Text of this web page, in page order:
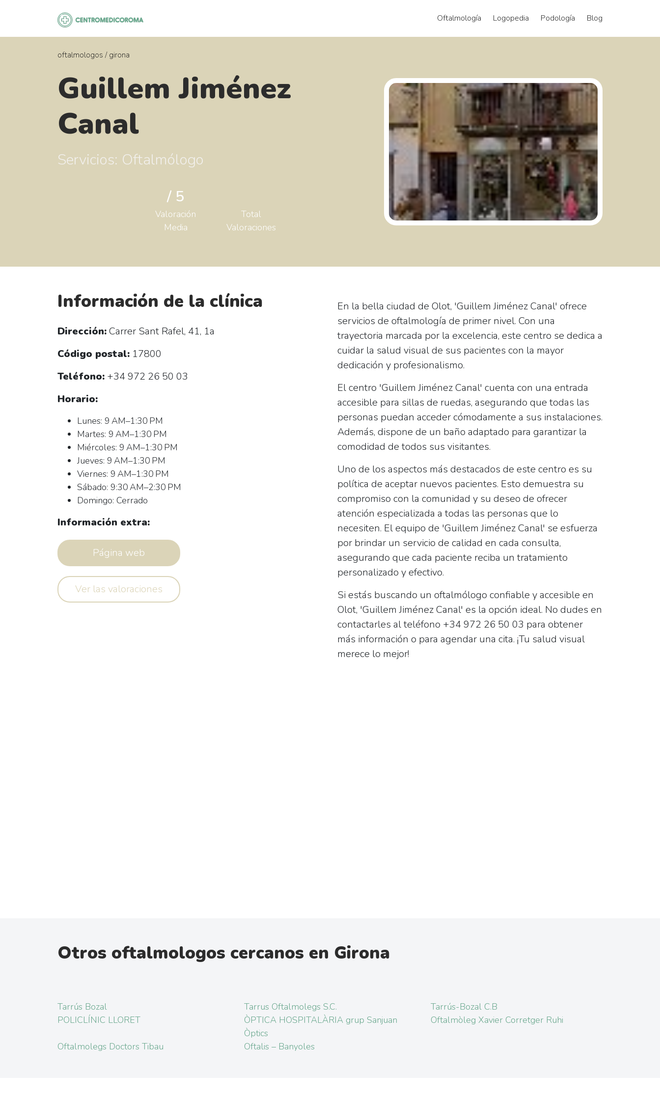
Oftalmología Logopedia Podología Blog
oftalmologos / girona
Guillem Jiménez
Canal
Servicios: Oftalmólogo
/ 5
Valoración
Media
Total
Valoraciones
Información de la clínica
Dirección:Carrer Sant Rafel, 41, 1a
Código postal: 17800
Teléfono: +34 972 26 50 03
Horario:
Lunes: 9 AM–1:30 PM
Martes: 9 AM–1:30 PM
Miércoles: 9 AM–1:30 PM
Jueves: 9 AM–1:30 PM
Viernes: 9 AM–1:30 PM
Sábado: 9:30 AM–2:30 PM
Domingo: Cerrado
Información extra:
Página web
Ver las valoraciones
En la bella ciudad de Olot, 'Guillem Jiménez Canal' ofrece
servicios de oftalmología de primer nivel. Con una
trayectoria marcada por la excelencia, este centro se dedica a
cuidar la salud visual de sus pacientes con la mayor
dedicación y profesionalismo.
El centro 'Guillem Jiménez Canal' cuenta con una entrada
accesible para sillas de ruedas, asegurando que todas las
personas puedan acceder cómodamente a sus instalaciones.
Además, dispone de un baño adaptado para garantizar la
comodidad de todos sus visitantes.
Uno de los aspectos más destacados de este centro es su
política de aceptar nuevos pacientes. Esto demuestra su
compromiso con la comunidad y su deseo de ofrecer
atención especializada a todas las personas que lo
necesiten. El equipo de 'Guillem Jiménez Canal' se esfuerza
por brindar un servicio de calidad en cada consulta,
asegurando que cada paciente reciba un tratamiento
personalizado y efectivo.
Si estás buscando un oftalmólogo confiable y accesible en
Olot, 'Guillem Jiménez Canal' es la opción ideal. No dudes en
contactarles al teléfono +34 972 26 50 03 para obtener
más información o para agendar una cita. ¡Tu salud visual
merece lo mejor!
Otros oftalmologos cercanos en Girona
Tarrús Bozal Tarrus Oftalmolegs S.C.
Tarrús-Bozal C.B
POLICLÍNIC LLORET
ÒPTICA HOSPITALÀRIA grup Sanjuan
Òptics
Oftalmòleg Xavier Corretger Ruhi
Oftalmolegs Doctors Tibau Oftalis – Banyoles